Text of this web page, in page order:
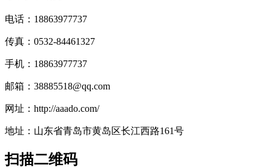
电话：18863977737
传真：0532-84461327
手机：18863977737
邮箱：38885518@qq.com
网址：http://aaado.com/
地址：山东省青岛市黄岛区长江西路161号
扫描二维码